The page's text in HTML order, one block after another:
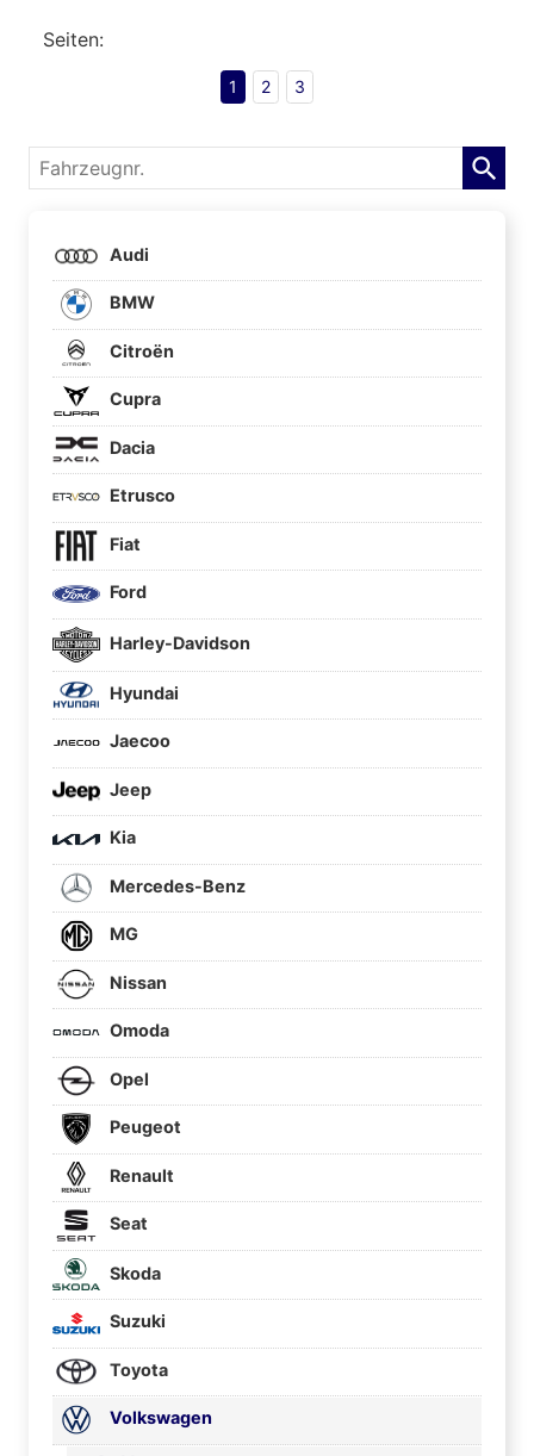
Seiten:
1 2 3
Fahrzeugnr.
Audi
BMW
Citroën
Cupra
Dacia
Etrusco
Fiat
Ford
Harley-Davidson
Hyundai
Jaecoo
Jeep
Kia
Mercedes-Benz
MG
Nissan
Omoda
Opel
Peugeot
Renault
Seat
Skoda
Suzuki
Toyota
Volkswagen